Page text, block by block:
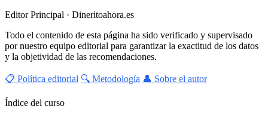
Editor Principal · Dineritoahora.es
Todo el contenido de esta página ha sido verificado y supervisado
por nuestro equipo editorial para garantizar la exactitud de los datos
y la objetividad de las recomendaciones.
📋 Política editorial 🔍 Metodología 👤 Sobre el autor
Índice del curso